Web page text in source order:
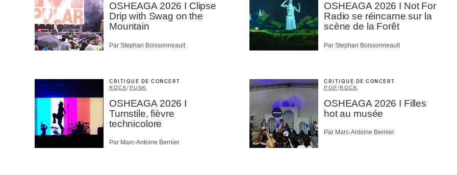
OSHEAGA 2026 I Clipse
Drip with Swag on the
Mountain
Par Stephan Boissonneault
OSHEAGA 2026 I Not For
Radio se réincarne sur la
scène de la Forêt
Par Stephan Boissonneault
CRITIQUE DE CONCERT
ROCK/PUNK
OSHEAGA 2026 I
Turnstile, fièvre
technicolore
Par Marc-Antoine Bernier
CRITIQUE DE CONCERT
POP /ROCK
OSHEAGA 2026 I Filles
hot au musée
Par Marc-Antoine Bernier